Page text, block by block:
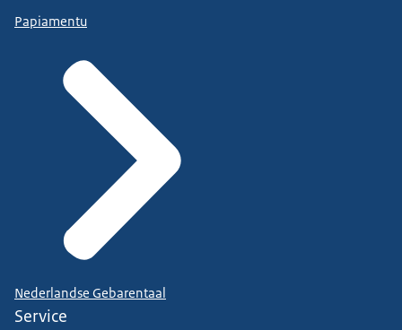
Papiamentu
Nederlandse Gebarentaal
Service